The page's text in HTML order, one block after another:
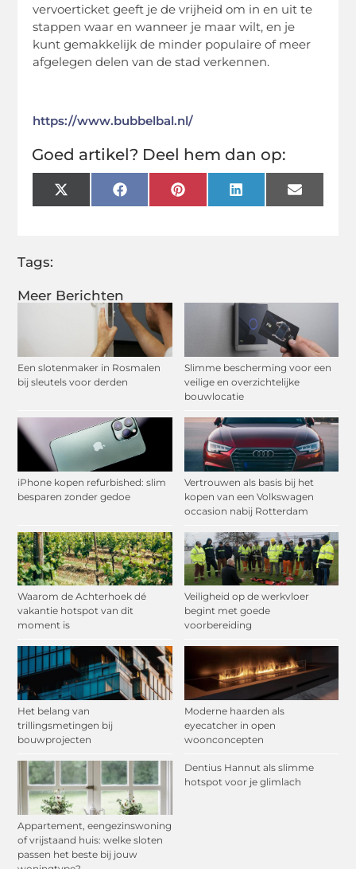
Meer Berichten
Een slotenmaker in Rosmalen
bij sleutels voor derden
Slimme bescherming voor een
veilige en overzichtelijke
bouwlocatie
iPhone kopen refurbished: slim
besparen zonder gedoe
Vertrouwen als basis bij het
kopen van een Volkswagen
occasion nabij Rotterdam
Waarom de Achterhoek dé
vakantie hotspot van dit
moment is
Veiligheid op de werkvloer
begint met goede
voorbereiding
Het belang van
trillingsmetingen bij
bouwprojecten
Moderne haarden als
eyecatcher in open
woonconcepten
Appartement, eengezinswoning
of vrijstaand huis: welke sloten
passen het beste bij jouw
Dentius Hannut als slimme
hotspot voor je glimlach
vervoerticket geeft je de vrijheid om in en uit te
stappen waar en wanneer je maar wilt, en je
kunt gemakkelijk de minder populaire of meer
afgelegen delen van de stad verkennen.
https://www.bubbelbal.nl/
Goed artikel? Deel hem dan op:
X
(Twitter)
FacebookPinterestLinkedInEmail
Tags: